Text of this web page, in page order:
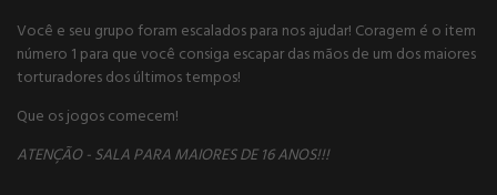
Você e seu grupo foram escalados para nos ajudar! Coragem é o item
número 1 para que você consiga escapar das mãos de um dos maiores
torturadores dos últimos tempos!
Que os jogos comecem!
ATENÇÃO - SALA PARA MAIORES DE 16 ANOS!!!